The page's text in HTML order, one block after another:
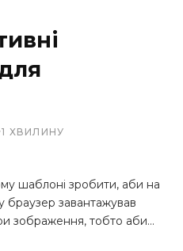
ХВИЛИНУ
шаблоні зробити, аби на
браузер завантажував
зображення, тобто аби…